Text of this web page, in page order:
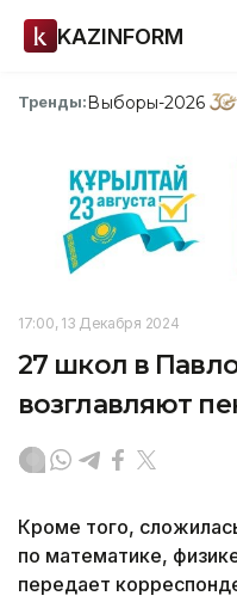
KAZINFORM
Тренды:Выборы-2026
17:00, 13 Декабря 2024
27 школ в
возглавляют
Кроме того,
по математике,
передает